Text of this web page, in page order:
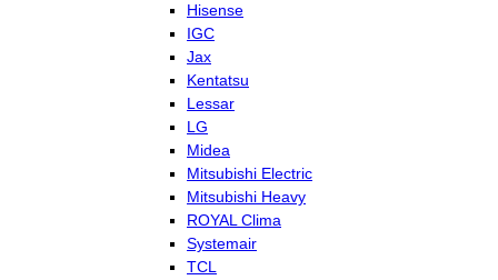
Hisense
IGC
Jax
Kentatsu
Lessar
LG
Midea
Mitsubishi Electric
Mitsubishi Heavy
ROYAL Clima
Systemair
TCL